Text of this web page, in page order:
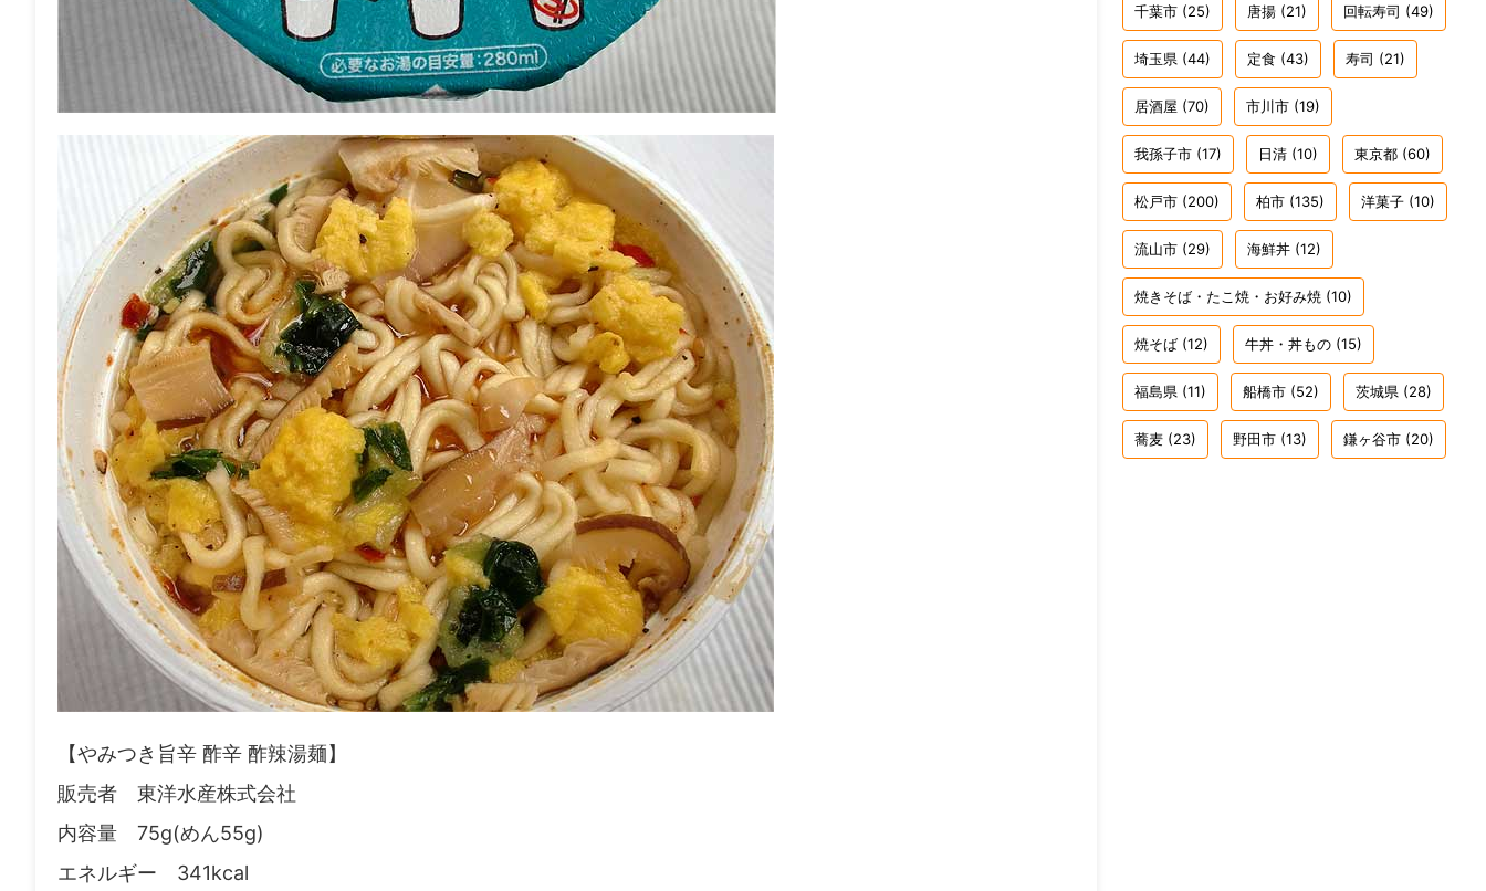
【やみつき旨辛 酢辛 酢辣湯麺】
販売者 東洋水産株式会社
内容量 75g(めん55g)
エネルギー 341kcal
千葉市 (25) 唐揚 (21) 回転寿司 (49)
埼玉県 (44) 定食 (43) 寿司 (21)
居酒屋 (70) 市川市 (19)
我孫子市 (17) 日清 (10) 東京都 (60)
松戸市 (200) 柏市 (135) 洋菓子 (10)
流山市 (29) 海鮮丼 (12)
焼きそば・たこ焼・お好み焼 (10)
焼そば (12) 牛丼・丼もの (15)
福島県 (11) 船橋市 (52) 茨城県 (28)
蕎麦 (23) 野田市 (13) 鎌ヶ谷市 (20)